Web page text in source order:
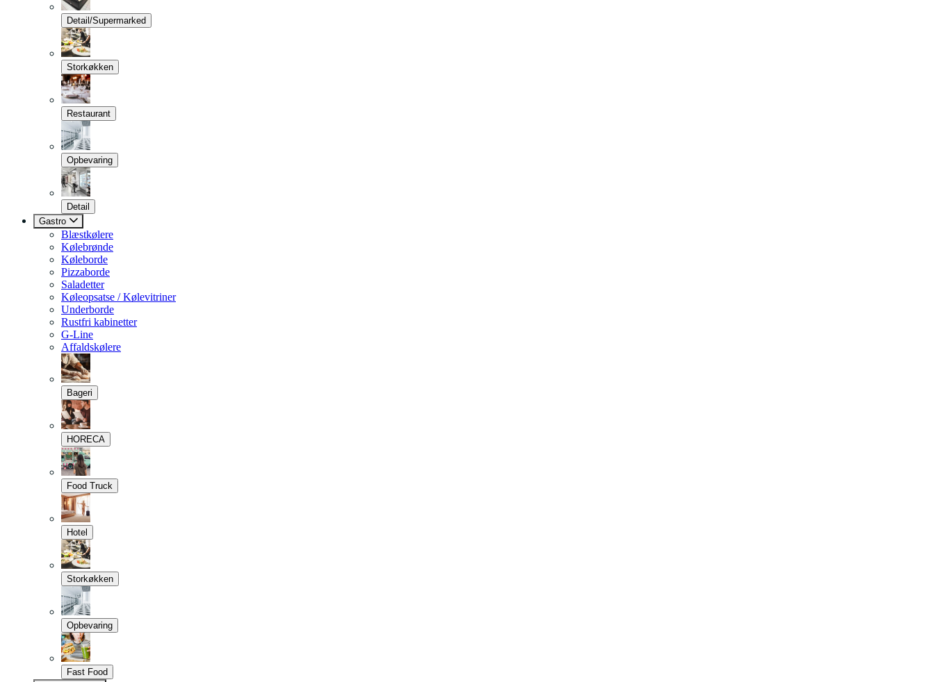
Detail/Supermarked
Storkøkken
Restaurant
Opbevaring
Detail
Gastro
Blæstkølere
Kølebrønde
Køleborde
Pizzaborde
Saladetter
Køleopsatse / Kølevitriner
Underborde
Rustfri kabinetter
G-Line
Affaldskølere
Bageri
HORECA
Food Truck
Hotel
Storkøkken
Opbevaring
Fast Food